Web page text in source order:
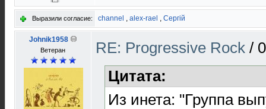
Выразили согласие: channel , alex-rael , Сергій
Johnik1958
Ветеран RE: Progressive Rock /
Цитата:
Из инета: "Группа